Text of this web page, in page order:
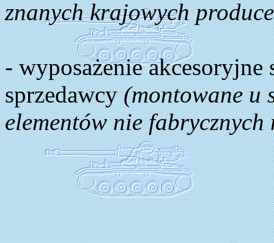
znanych krajowych
- wyposażenie akcesoryjne
sprzedawcy(montowane u
elementów nie